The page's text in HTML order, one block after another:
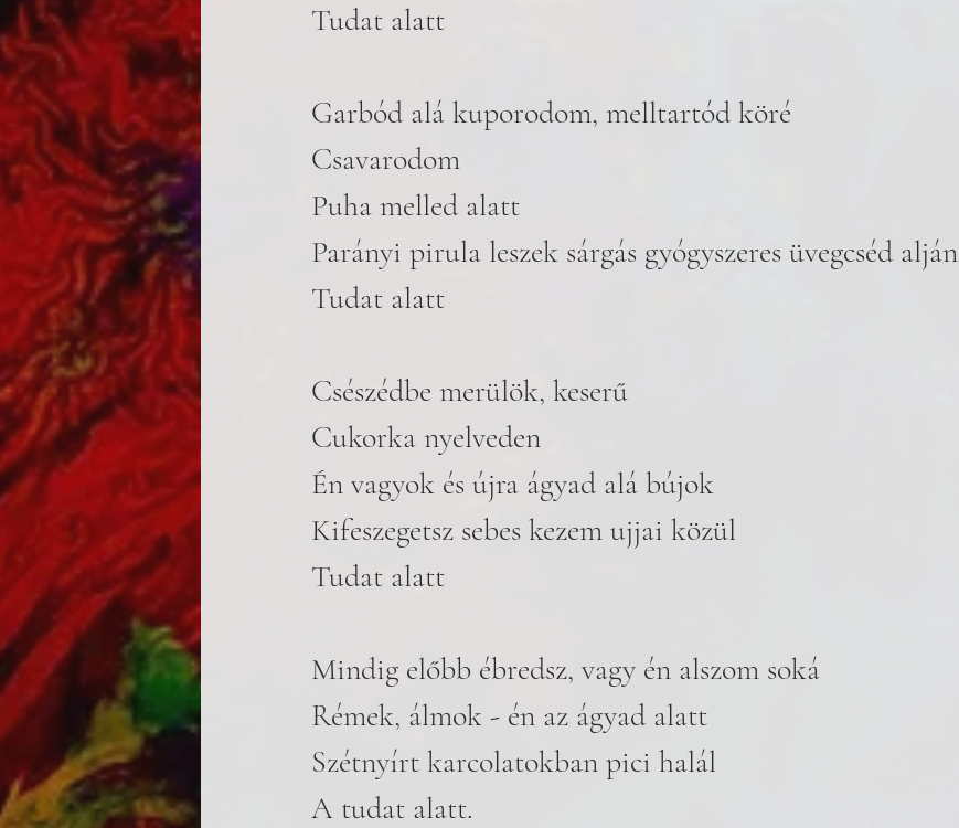
Tudat alatt
Garbód alá kuporodom, melltartód köré
Csavarodom
Puha melled alatt
Parányi pirula leszek sárgás gyógyszeres üvegcséd alján
Tudat alatt
Csészédbe merülök, keserű
Cukorka nyelveden
Én vagyok és újra ágyad alá bújok
Kifeszegetsz sebes kezem ujjai közül
Tudat alatt
Mindig előbb ébredsz, vagy én alszom soká
Rémek, álmok - én az ágyad alatt
Szétnyírt karcolatokban pici halál
A tudat alatt.